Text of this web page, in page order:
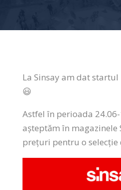
La Sinsay am dat startul
😃
Astfel în perioada
așteptăm în magazinele
prețuri pentru o selecție